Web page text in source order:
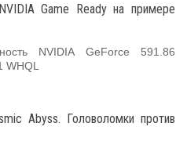
Game Ready на примере
NVIDIA GeForce 591.86
WHQL
Abyss. Головоломки против